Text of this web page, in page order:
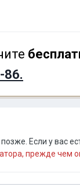
86.
Если у вас
прежде чем